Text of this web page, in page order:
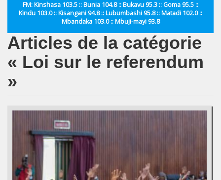
FM: Kinshasa 103.5 :: Bunia 104.8 :: Bukavu 95.3 :: Goma 95.5 ::
Kindu 103.0 :: Kisangani 94.8 :: Lubumbashi 95.8 :: Matadi 102.0 ::
Mbandaka 103.0 :: Mbuji-mayi 93.8
Articles de la catégorie
« Loi sur le referendum
»